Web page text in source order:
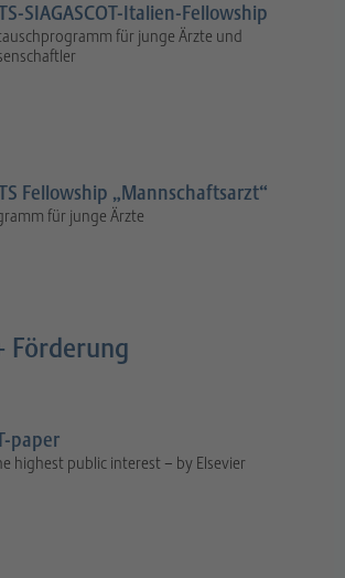
SIAGASCOT-Italien-Fellowship
für junge Ärzte und
Fellowship „Mannschaftsarzt“
für junge Ärzte
Förderung
paper
highest public interest – by Elsevier